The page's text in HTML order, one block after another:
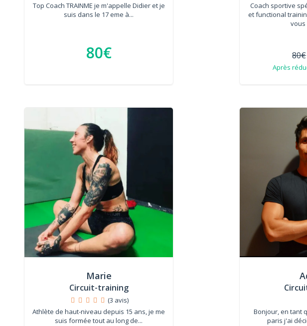
Top Coach TRAINME je m'appelle Didier et je
suis dans le 17 eme à...
80€
Coach sportive
et functional
vous
80€
Après
Marie
Circuit-training
(3 avis)
Athlète de haut-niveau depuis 15 ans, je me
suis formée tout au long de...
Bonjour, en tant
paris j'ai